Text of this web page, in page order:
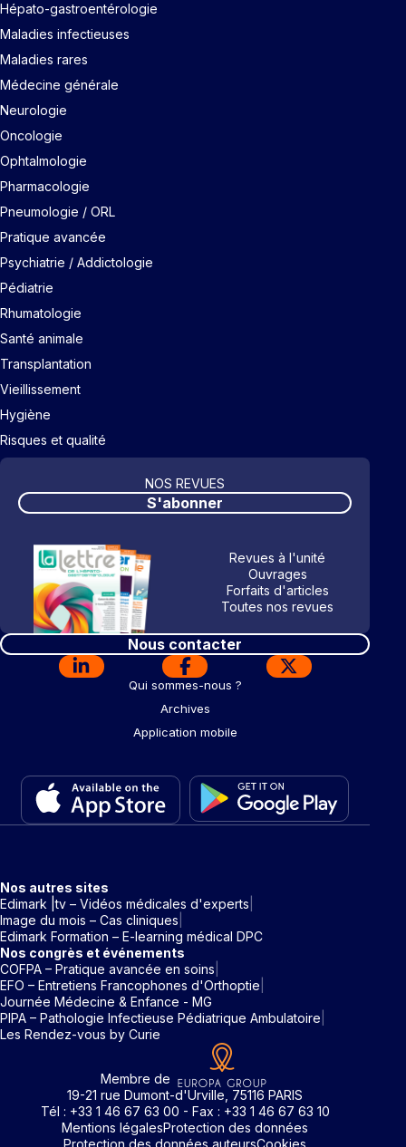
Hépato-gastroentérologie
Maladies infectieuses
Maladies rares
Médecine générale
Neurologie
Oncologie
Ophtalmologie
Pharmacologie
Pneumologie / ORL
Pratique avancée
Psychiatrie / Addictologie
Pédiatrie
Rhumatologie
Santé animale
Transplantation
Vieillissement
Hygiène
Risques et qualité
NOS REVUES
S'abonner
Revues à l'unité
Ouvrages
Forfaits d'articles
Toutes nos revues
Nous contacter
Qui sommes-nous ?
Archives
Application mobile
Nos autres sites
Edimark |tv – Vidéos médicales d'experts
Image du mois – Cas cliniques
Edimark Formation – E-learning médical DPC
Nos congrès et événements
COFPA – Pratique avancée en soins
EFO – Entretiens Francophones d'Orthoptie
Journée Médecine & Enfance - MG
PIPA – Pathologie Infectieuse Pédiatrique Ambulatoire
Les Rendez-vous by Curie
Membre de
19-21 rue Dumont-d'Urville, 75116 PARIS
Tél : +33 1 46 67 63 00 - Fax : +33 1 46 67 63 10
Mentions légalesProtection des données